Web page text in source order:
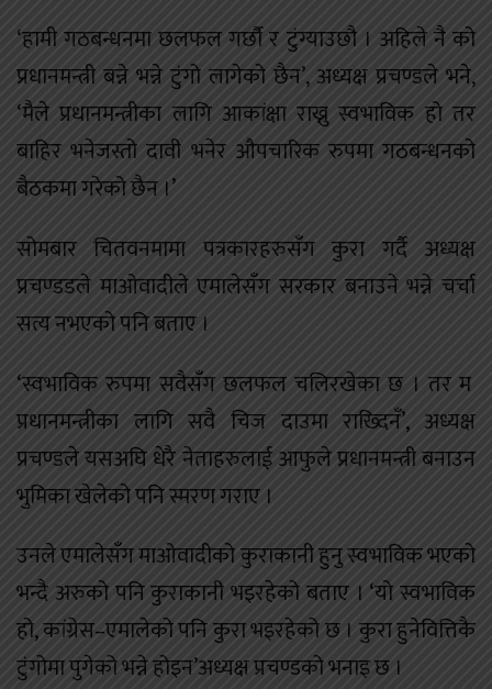
‘हामी गठबन्धनमा छलफल गर्छौ र टुंग्याउछौ । अहिले नै को
प्रधानमन्त्री बन्ने भन्ने टुंगो लागेको छैन’, अध्यक्ष प्रचण्डले भने,
‘मैले प्रधानमन्त्रीका लागि आकांक्षा राख्नु स्वभाविक हो तर
बाहिर भनेजस्तो दावी भनेर औपचारिक रुपमा गठबन्धनको
बैठकमा गरेको छैन ।’
सोमबार चितवनमामा पत्रकारहरुसँग कुरा गर्दै अध्यक्ष
प्रचण्डडले माओवादीले एमालेसँग सरकार बनाउने भन्ने चर्चा
सत्य नभएको पनि बताए ।
‘स्वभाविक रुपमा सवैसँग छलफल चलिरखेका छ । तर म
प्रधानमन्त्रीका लागि सवै चिज दाउमा राख्दिनँ’, अध्यक्ष
प्रचण्डले यसअघि धेरै नेताहरुलाई आफुले प्रधानमन्त्री बनाउन
भुमिका खेलेको पनि स्मरण गराए ।
उनले एमालेसँग माओवादीको कुराकानी हुनु स्वभाविक भएको
भन्दै अरुको पनि कुराकानी भइरहेको बताए । ‘यो स्वभाविक
हो, कांग्रेस–एमालेको पनि कुरा भइरहेको छ । कुरा हुनेवित्तिकै
टुंगोमा पुगेको भन्ने होइन’अध्यक्ष प्रचण्डको भनाइ छ ।